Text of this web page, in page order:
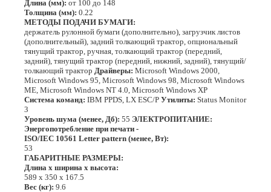
Длина (мм): от 100 до 148
Толщина (мм): 0.22
МЕТОДЫ ПОДАЧИ БУМАГИ:
держатель рулонной бумаги (дополнительно), загрузчик листов
(дополнительный), задний толкающий трактор, опциональный
тянущий трактор, ручная, толкающий трактор (передний,
задний), тянущий трактор (передний, нижний, задний), тянущий/
толкающий трактор Драйверы: Microsoft Windows 2000,
Microsoft Windows 95, Microsoft Windows 98, Microsoft Windows
ME, Microsoft Windows NT 4.0, Microsoft Windows XP
Система команд: IBM PPDS, LX ESC/P Утилиты: Status Monitor
3
Уровень шума (менее, Дб): 55 ЭЛЕКТРОПИТАНИЕ:
Энергопотребление при печати -
ISO/IEC 10561 Letter pattern (менее, Вт):
53
ГАБАРИТНЫЕ РАЗМЕРЫ:
Длина х ширина х высота:
589 х 350 х 167.5
Вес (кг): 9.6